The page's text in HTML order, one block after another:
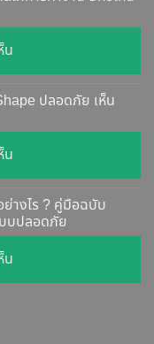
อย่างไร
อัปเดต
2026
ยี่ห้อ
แบบ
น
ฉีด
Botox
วัน
ผล
?
เจาะ
ปลอดภัย เห็น
น
รีวิว
เคส
หน้า
เรียว
รูป
างไร ? คู่มือฉบับ
บปลอดภัย
น
เจาะ